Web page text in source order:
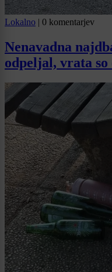
Lokalno | 0 komentarjev
Nenavadna
odpeljal, vrata so